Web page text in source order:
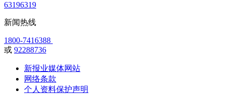
63196319
新闻热线
1800-7416388
或 92288736
新报业媒体网站
网络条款
个人资料保护声明